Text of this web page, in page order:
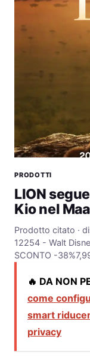
PRODOTTI
LION
Kio nel
Prodotto citato ·
12254 - Walt
SCONTO -
🔥 DA NON
come
smart
privacy